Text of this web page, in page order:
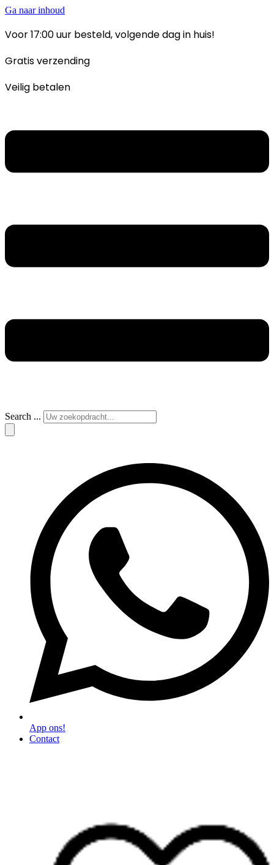
Ga naar inhoud
Voor 17:00 uur besteld, volgende dag in huis!
Gratis verzending
Veilig betalen
Search ...
App ons!
Contact